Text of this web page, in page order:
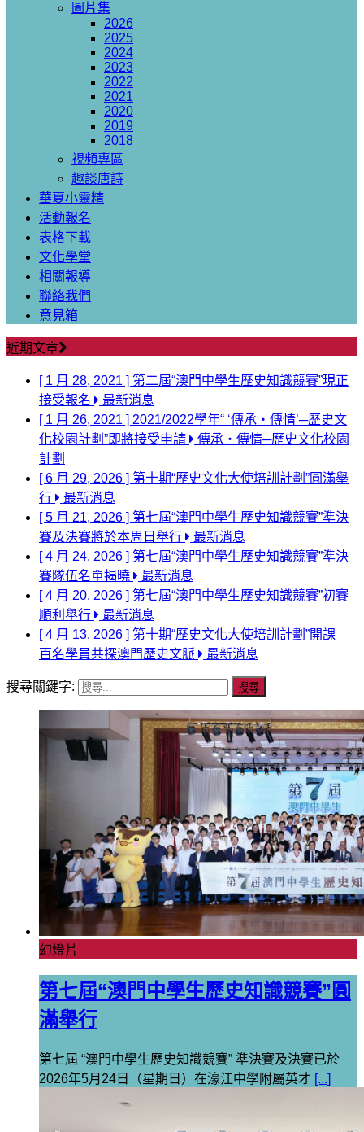
圖片集
2026
2025
2024
2023
2022
2021
2020
2019
2018
視頻專區
趣談唐詩
華夏小靈精
活動報名
表格下載
文化學堂
相關報導
聯絡我們
意見箱
近期文章
[ 1 月 28, 2021 ] 第二屆“澳門中學生歷史知識競賽”現正
接受報名
最新消息
[ 1 月 26, 2021 ] 2021/2022學年“ ‘傳承‧傳情’─歷史文
化校園計劃”即將接受申請
傳承‧傳情─歷史文化校園
計劃
[ 6 月 29, 2026 ] 第十期“歷史文化大使培訓計劃”圓滿舉
行
最新消息
[ 5 月 21, 2026 ] 第七屆“澳門中學生歷史知識競賽”準決
賽及決賽將於本周日舉行
最新消息
[ 4 月 24, 2026 ] 第七屆“澳門中學生歷史知識競賽”準決
賽隊伍名單揭曉
最新消息
[ 4 月 20, 2026 ] 第七屆“澳門中學生歷史知識競賽”初賽
順利舉行
最新消息
[ 4 月 13, 2026 ] 第十期“歷史文化大使培訓計劃”開課
百名學員共探澳門歷史文脈
最新消息
搜尋關鍵字:
幻燈片
第七屆“澳門中學生歷史知識競賽”圓
滿舉行
第七屆 “澳門中學生歷史知識競賽” 準決賽及決賽已於
2026年5月24日（星期日）在濠江中學附屬英才 [...]